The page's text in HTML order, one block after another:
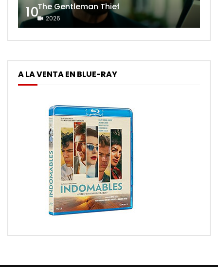
10The Gentleman Thief
2026
A LA VENTA EN BLUE-RAY